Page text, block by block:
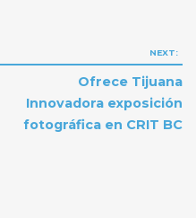
NEXT:
Ofrece Tijuana
Innovadora exposición
fotográfica en CRIT BC